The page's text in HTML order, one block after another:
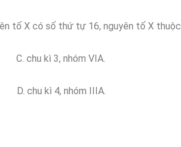
tố X có số thứ tự 16, nguyên tố X thuộc
chu kì 3, nhóm VIA.
chu kì 4, nhóm IIIA.